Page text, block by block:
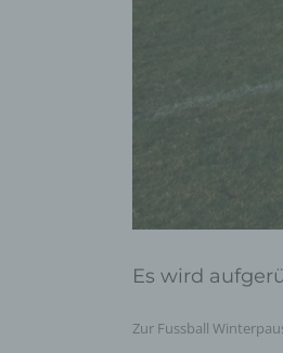
Es wird
Zur Fussball